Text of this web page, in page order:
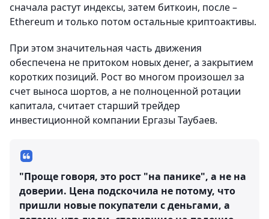
сначала растут индексы, затем биткоин, после –
Ethereum и только потом остальные криптоактивы.
При этом значительная часть движения
обеспечена не притоком новых денег, а закрытием
коротких позиций. Рост во многом произошел за
счет выноса шортов, а не полноценной ротации
капитала, считает старший трейдер
инвестиционной компании Ергазы Таубаев.
"Проще говоря, это рост "на панике", а не на
доверии. Цена подскочила не потому, что
пришли новые покупатели с деньгами, а